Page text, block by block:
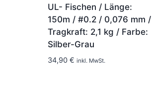
UL- Fischen / Länge:
150m / #0.2 / 0,076 mm /
Tragkraft: 2,1 kg / Farbe:
Silber-Grau
34,90 € inkl. MwSt.